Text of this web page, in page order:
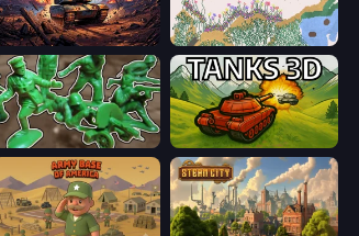
Iron Legion Sandspiel
Soldiers - Capture and Control! Tanks 3D